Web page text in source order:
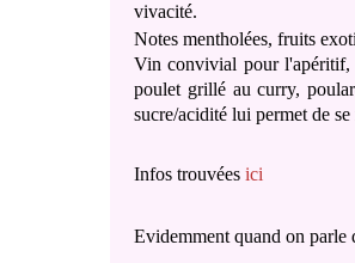
vivacité.
Notes mentholées, fruits
Vin convivial pour l'apéritif,
poulet grillé au curry,
sucre/acidité lui permet de
Infos trouvées ici
Evidemment quand on